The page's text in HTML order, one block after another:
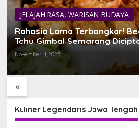
JELAJAH RASA, WARISAN BUDAYA
Rahasia Lama Terbongkar!
Tahu Gimbal Semarang
November 4, 2025
«
SARI TIMBUL GLASS
FACTORY HIDDEN GEM
TEGALALANG, BALI
Kuliner Legendaris Jawa Tengah